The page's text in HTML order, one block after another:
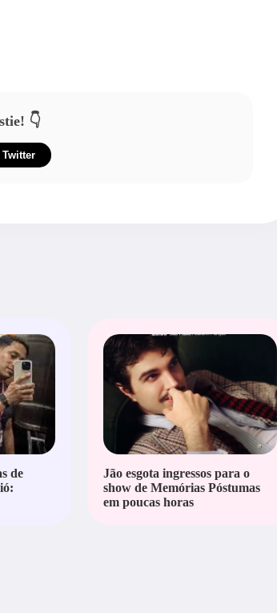
👇
de
Jão esgota ingressos para o
show de Memórias Póstumas
em poucas horas